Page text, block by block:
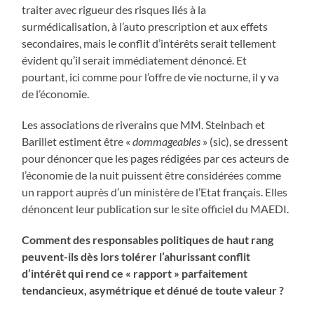
traiter avec rigueur des risques liés à la
surmédicalisation, à l’auto prescription et aux effets
secondaires, mais le conflit d’intérêts serait tellement
évident qu’il serait immédiatement dénoncé. Et
pourtant, ici comme pour l’offre de vie nocturne, il y va
de l’économie.
Les associations de riverains que MM. Steinbach et
Barillet estiment être «dommageables » (sic), se dressent
pour dénoncer que les pages rédigées par ces acteurs de
l’économie de la nuit puissent être considérées comme
un rapport auprès d’un ministère de l’Etat français. Elles
dénoncent leur publication sur le site officiel du MAEDI.
Comment des responsables politiques de haut rang
peuvent-ils dès lors tolérer l’ahurissant conflit
d’intérêt qui rend ce « rapport » parfaitement
tendancieux, asymétrique et dénué de toute valeur ?